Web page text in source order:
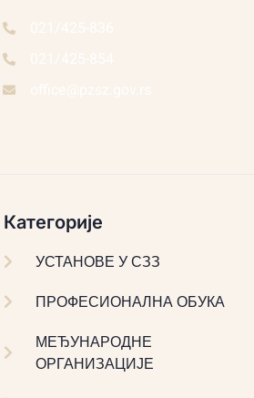
Категорије
УСТАНОВЕ У СЗЗ
ПРОФЕСИОНАЛНА ОБУКА
МЕЂУНАРОДНЕ
ОРГАНИЗАЦИЈЕ